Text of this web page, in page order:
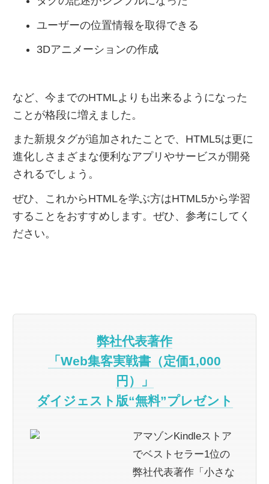
ユーザーの位置情報を取得できる
3Dアニメーションの作成
など、今までのHTMLよりも出来るようになった
ことが格段に増えました。
また新規タグが追加されたことで、HTML5は更に
進化しさまざまな便利なアプリやサービスが開発
されるでしょう。
ぜひ、これからHTMLを学ぶ方はHTML5から学習
することをおすすめします。 ぜひ、参考にしてく
ださい。
弊社代表著作
「Web集客実戦書（定価1,000
円）」
ダイジェスト版“無料”プレゼント
アマゾンKindleストア
でベストセラー1位の
弊社代表著作「小さな